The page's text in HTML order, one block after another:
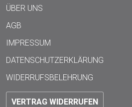
ÜBER UNS
AGB
IMPRESSUM
DATENSCHUTZERKLÄRUNG
WIDERRUFSBELEHRUNG
VERTRAG WIDERRUFEN